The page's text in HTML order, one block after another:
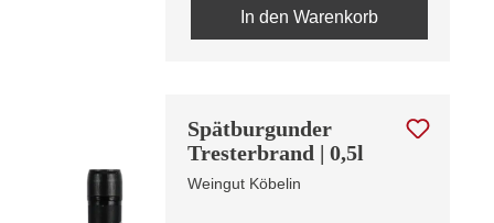
In den Warenkorb
Spätburgunder
Tresterbrand | 0,5l
Weingut Köbelin